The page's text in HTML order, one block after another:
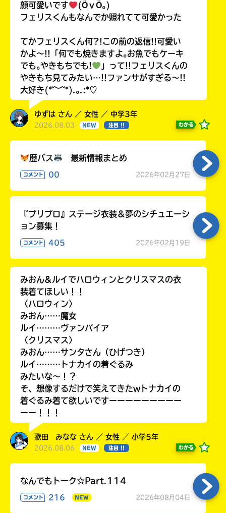
顔可愛いです
(ӦｖӦ｡)
フェリスくんもなんでか照れてて可愛かった
てかフェリスくん何?!この前の返信!!可愛い
かよ〜!!「何でも焼きますよ｡お魚でもケーキ
でも｡やきもちでも!
」って!!フェリスくんの
やきもち見てみたい…!!ファンサがすぎる〜!!
大好き(*˘︶˘*).｡.:*♡
ゆずは さん ／ 女性 ／ 中学3年
2026.08.03 NEW 注目 !! わかる
歴バス 最新情報まとめ
コメント 00 2026年02月27日
『プリプロ』ステージ衣装＆夢のシチュエーシ
ョン募集！
コメント 405 2026年02月19日
みおん&ルイでハロウィンとクリスマスの衣
装着てほしい！！
〈ハロウィン〉
みおん……魔女
ルイ………ヴァンパイア
〈クリスマス〉
みおん……サンタさん（ひげつき）
ルイ………トナカイの着ぐるみ
みたいな〜！？
そ、想像するだけで笑えてきたwトナカイの
着ぐるみ着て欲しいですーーーーーーーーー
ーー！！！
歌田 みなな さん ／ 女性 ／ 小学5年
2026.08.06 NEW 注目 !! わかる
なんでもトーク☆Part.114
コメント 216 NEW 2026年08月04日